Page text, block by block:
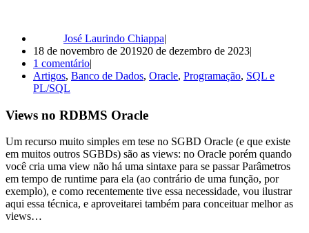
José Laurindo Chiappa
18 de novembro de 201920 de dezembro de 2023
1 comentário
Artigos, Banco de Dados, Oracle, Programação, SQL e
PL/SQL
Views no RDBMS Oracle
Um recurso muito simples em tese no SGBD Oracle (e que existe
em muitos outros SGBDs) são as views: no Oracle porém quando
você cria uma view não há uma sintaxe para se passar Parâmetros
em tempo de runtime para ela (ao contrário de uma função, por
exemplo), e como recentemente tive essa necessidade, vou ilustrar
aqui essa técnica, e aproveitarei também para conceituar melhor as
views…